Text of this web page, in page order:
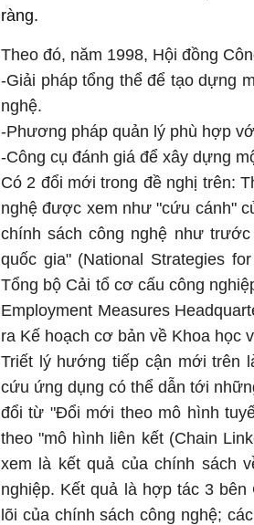
ràng.
Theo đó, năm 1998, Hội đồng
-Giải pháp tổng thể để tạo dựng
nghệ.
-Phương pháp quản lý phù hợp
-Công cụ đánh giá để xây dựng
Có 2 đổi mới trong đề nghị trên:
nghệ được xem như "cứu cánh"
chính sách công nghệ như
quốc gia" (National Strategies
Tổng bộ Cải tổ cơ cấu công
Employment Measures
ra Kế hoạch cơ bản về Khoa học
Triết lý hướng tiếp cận mới trên
cứu ứng dụng có thể dẫn tới
đổi từ "Đổi mới theo mô hình
theo "mô hình liên kết (Chain
xem là kết quả của chính sách
nghiệp. Kết quả là hợp tác 3
lõi của chính sách công nghệ;